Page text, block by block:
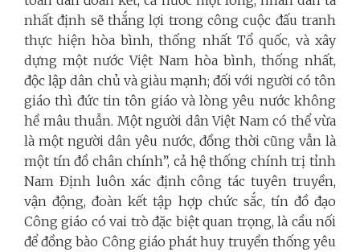
nhất định sẽ thắng lợi trong công cuộc đấu tranh
thực hiện hòa bình, thống nhất Tổ quốc, và xây
dựng một nước Việt Nam hòa bình, thống nhất,
độc lập dân chủ và giàu mạnh; đối với người có tôn
giáo thì đức tin tôn giáo và lòng yêu nước không
hề mâu thuẫn. Một người dân Việt Nam có thể vừa
là một người dân yêu nước, đồng thời cũng vẫn là
một tín đồ chân chính”, cả hệ thống chính trị tỉnh
Nam Định luôn xác định công tác tuyên truyền,
vận động, đoàn kết tập hợp chức sắc, tín đồ đạo
Công giáo có vai trò đặc biệt quan trọng, là cầu nối
để đồng bào Công giáo phát huy truyền thống yêu